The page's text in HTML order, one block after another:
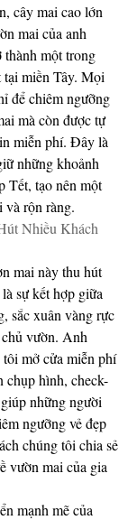
cây mai cao lớn
mai của anh
thành một trong
miền Tây. Mọi
để chiêm ngưỡng
mà còn được tự
miễn phí. Đây là
những khoảnh
Tết, tạo nên một
rộn ràng.
Nhiều Khách
mai này thu hút
sự kết hợp giữa
sắc xuân vàng rực
vườn. Anh
mở cửa miễn phí
chụp hình, check-
những người
ngưỡng vẻ đẹp
chúng tôi chia sẻ
vườn mai của gia
mạnh mẽ của